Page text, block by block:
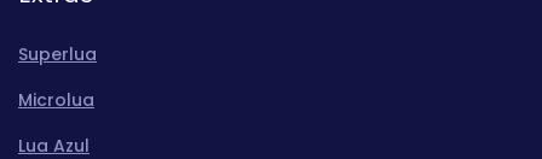
Superlua
Microlua
Lua Azul